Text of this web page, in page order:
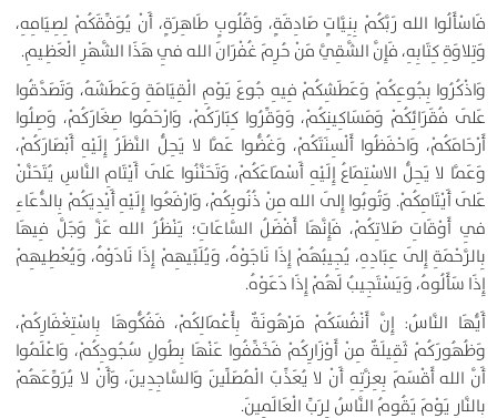
فَاسْأَلُوا الله رَبَّكُمْ بِنِيَّاتٍ صَادِقَةٍ، وَقُلُوبٍ طَاهِرَةٍ، أَنْ يُوَفِّقَكُمْ لِصِيَامِهِ،
وَتِلاوَةِ كِتَابِهِ، فَإِنَّ الشَّقِيَّ مَنْ حُرِمَ غُفْرَانَ الله فِي هَذَا الشَّهْرِ الْعَظِيمِ.
وَاذْكُرُوا بِجُوعِكُمْ وَعَطَشِكُمْ فِيهِ جُوعَ يَوْمِ الْقِيَامَةِ وَعَطَشَهُ، وَتَصَدَّقُوا
عَلَى فُقَرَائِكُمْ وَمَسَاكِينِكُمْ، وَوَقِّرُوا كِبَارَكُمْ، وَارْحَمُوا صِغَارَكُمْ، وَصِلُوا
أَرْحَامَكُمْ، وَاحْفَظُوا أَلْسِنَتَكُمْ، وَغُضُّوا عَمَّا لا يَحِلُّ النَّظَرُ إِلَيْهِ أَبْصَارَكُمْ،
وَعَمَّا لا يَحِلُّ الاسْتِمَاعُ إِلَيْهِ أَسْمَاعَكُمْ، وَتَحَنَّنُوا عَلَى أَيْتَامِ النَّاسِ يُتَحَنَّنْ
عَلَى أَيْتَامِكُمْ. وَتُوبُوا إِلَى الله مِنْ ذُنُوبِكُمْ، وَارْفَعُوا إِلَيْهِ أَيْدِيَكُمْ بِالدُّعَاءِ
فِي أَوْقَاتِ صَلاتِكُمْ، فَإِنَّهَا أَفْضَلُ السَّاعَاتِ؛ يَنْظُرُ الله عَزَّ وَجَلَّ فِيهَا
بِالرَّحْمَةِ إِلَى عِبَادِهِ، يُجِيبُهُمْ إِذَا نَاجَوْهُ، وَيُلَبِّيهِمْ إِذَا نَادَوْهُ، وَيُعْطِيهِمْ
إِذَا سَأَلُوهُ، وَيَسْتَجِيبُ لَهُمْ إِذَا دَعَوْهُ.
أَيُّهَا النَّاسُ: إِنَّ أَنْفُسَكُمْ مَرْهُونَةٌ بِأَعْمَالِكُمْ، فَفُكُّوهَا بِاسْتِغْفَارِكُمْ،
وَظُهُورَكُمْ ثَقِيلَةٌ مِنْ أَوْزَارِكُمْ فَخَفِّفُوا عَنْهَا بِطُولِ سُجُودِكُمْ، وَاعْلَمُوا
أَنَّ الله أَقْسَمَ بِعِزَّتِهِ أَنْ لا يُعَذِّبَ الْمُصَلِّينَ وَالسَّاجِدِينَ، وَأَنْ لا يُرَوِّعَهُمْ
بِالنَّارِ يَوْمَ يَقُومُ النَّاسُ لِرَبِّ الْعَالَمِينَ.